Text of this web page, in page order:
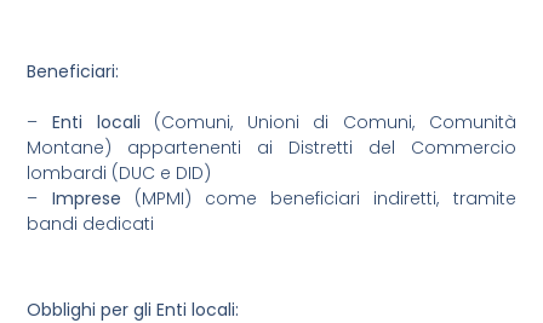
Beneficiari:
– Enti locali (Comuni, Unioni di Comuni, Comunità
Montane) appartenenti ai Distretti del Commercio
lombardi (DUC e DID)
– Imprese (MPMI) come beneficiari indiretti, tramite
bandi dedicati
Obblighi per gli Enti locali: